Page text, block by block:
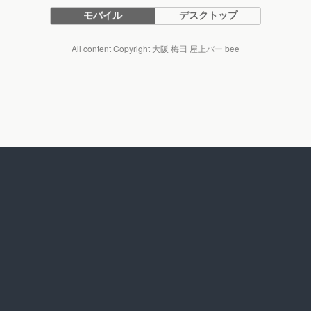
モバイル デスクトップ
All content Copyright 大阪 梅田 屋上バー bee